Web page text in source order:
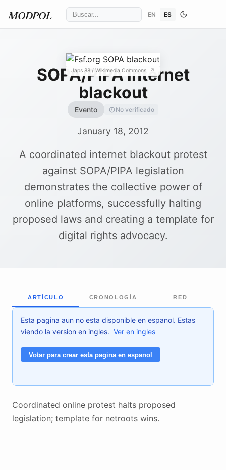
MODPOL EN ES
Japs 88 / Wikimedia Commons ↗
SOPA/PIPA internet
blackout
Evento No verificado
January 18, 2012
A coordinated internet blackout protest
against SOPA/PIPA legislation
demonstrates the collective power of
online platforms, successfully halting
proposed laws and creating a template for
digital rights advocacy.
ARTÍCULO CRONOLOGÍA RED
Esta pagina aun no esta disponible en espanol. Estas
viendo la version en ingles. Ver en ingles
Votar para crear esta pagina en espanol
Coordinated online protest halts proposed
legislation; template for netroots wins.